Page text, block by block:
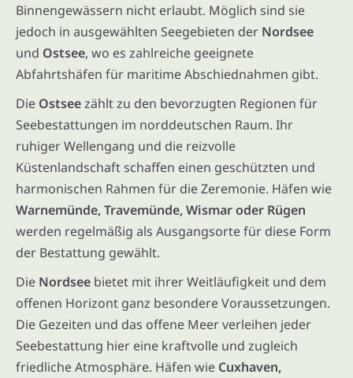
Binnengewässern nicht erlaubt. Möglich sind sie
jedoch in ausgewählten Seegebieten der Nordsee
und Ostsee, wo es zahlreiche geeignete
Abfahrtshäfen für maritime Abschiednahmen gibt.
Die Ostseezählt zu den bevorzugten Regionen für
Seebestattungen im norddeutschen Raum. Ihr
ruhiger Wellengang und die reizvolle
Küstenlandschaft schaffen einen geschützten und
harmonischen Rahmen für die Zeremonie. Häfen wie
Warnemünde, Travemünde, Wismar oder Rügen
werden regelmäßig als Ausgangsorte für diese Form
der Bestattung gewählt.
Die Nordsee bietet mit ihrer Weitläufigkeit und dem
offenen Horizont ganz besondere Voraussetzungen.
Die Gezeiten und das offene Meer verleihen jeder
Seebestattung hier eine kraftvolle und zugleich
friedliche Atmosphäre. Häfen wie Cuxhaven,